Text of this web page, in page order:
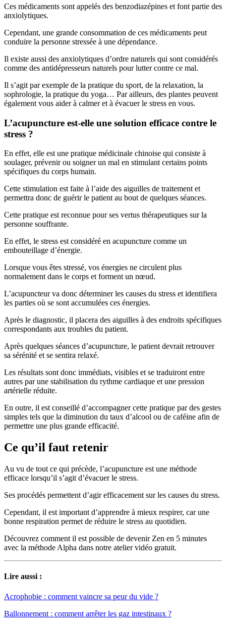
Ces médicaments sont appelés des benzodiazépines et font partie des
anxiolytiques.
Cependant, une grande consommation de ces médicaments peut
conduire la personne stressée à une dépendance.
Il existe aussi des anxiolytiques d’ordre naturels qui sont considérés
comme des antidépresseurs naturels pour lutter contre ce mal.
Il s’agit par exemple de la pratique du sport, de la relaxation, la
sophrologie, la pratique du yoga… Par ailleurs, des plantes peuvent
également vous aider à calmer et à évacuer le stress en vous.
L’acupuncture est-elle une solution efficace contre le
stress ?
En effet, elle est une pratique médicinale chinoise qui consiste à
soulager, prévenir ou soigner un mal en stimulant certains points
spécifiques du corps humain.
Cette stimulation est faite à l’aide des aiguilles de traitement et
permettra donc de guérir le patient au bout de quelques séances.
Cette pratique est reconnue pour ses vertus thérapeutiques sur la
personne souffrante.
En effet, le stress est considéré en acupuncture comme un
embouteillage d’énergie.
Lorsque vous êtes stressé, vos énergies ne circulent plus
normalement dans le corps et forment un nœud.
L’acupuncteur va donc déterminer les causes du stress et identifiera
les parties où se sont accumulées ces énergies.
Après le diagnostic, il placera des aiguilles à des endroits spécifiques
correspondants aux troubles du patient.
Après quelques séances d’acupuncture, le patient devrait retrouver
sa sérénité et se sentira relaxé.
Les résultats sont donc immédiats, visibles et se traduiront entre
autres par une stabilisation du rythme cardiaque et une pression
artérielle réduite.
En outre, il est conseillé d’accompagner cette pratique par des gestes
simples tels que la diminution du taux d’alcool ou de caféine afin de
permettre une plus grande efficacité.
Ce qu’il faut retenir
Au vu de tout ce qui précède, l’acupuncture est une méthode
efficace lorsqu’il s’agit d’évacuer le stress.
Ses procédés permettent d’agir efficacement sur les causes du stress.
Cependant, il est important d’apprendre à mieux respirer, car une
bonne respiration permet de réduire le stress au quotidien.
Découvrez comment il est possible de devenir Zen en 5 minutes
avec la méthode Alpha dans notre atelier vidéo gratuit.
Lire aussi :
Acrophobie : comment vaincre sa peur du vide ?
Ballonnement : comment arrêter les gaz intestinaux ?